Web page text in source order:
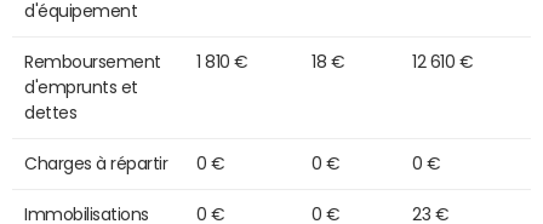
d'équipement
Remboursement
d'emprunts et
dettes
1 810 € 18 € 12 610 €
Charges à répartir 0 € 0 € 0 €
Immobilisations
0 € 0 € 23 €